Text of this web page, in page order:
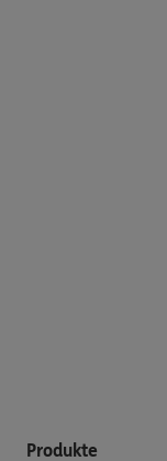
Produkte